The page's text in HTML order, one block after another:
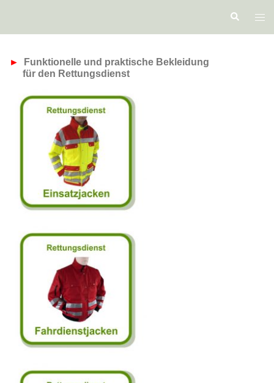
Suche
►
Funktionelle und praktische Bekleidung
für den Rettungsdienst